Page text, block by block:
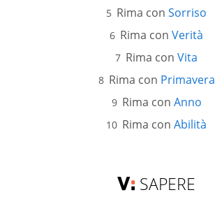
Rima con Sorriso
Rima con Verità
Rima con Vita
Rima con Primavera
Rima con Anno
Rima con Abilità
SAPERE